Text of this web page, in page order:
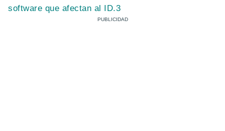
software que afectan al ID.3